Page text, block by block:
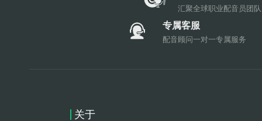
汇聚全球职业配音员团队
专属客服
配音顾问一对一专属服务
关于